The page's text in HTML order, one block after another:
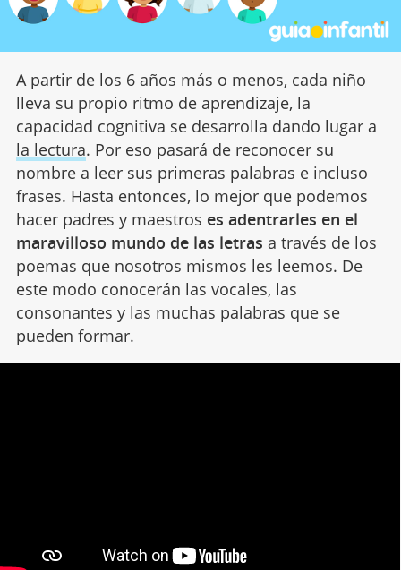
A partir de los 6 años más o menos, cada niño
lleva su propio ritmo de aprendizaje, la
capacidad cognitiva se desarrolla dando lugar a
la lectura. Por eso pasará de reconocer su
nombre a leer sus primeras palabras e incluso
frases. Hasta entonces, lo mejor que podemos
hacer padres y maestros es adentrarles en el
maravilloso mundo de las letras a través de los
poemas que nosotros mismos les leemos. De
este modo conocerán las vocales, las
consonantes y las muchas palabras que se
pueden formar.